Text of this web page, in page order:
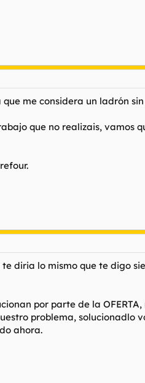
me considera un ladrón
que no realizais, vamos
diria lo mismo que te digo
por parte de la
problema, solucionadlo
ahora.